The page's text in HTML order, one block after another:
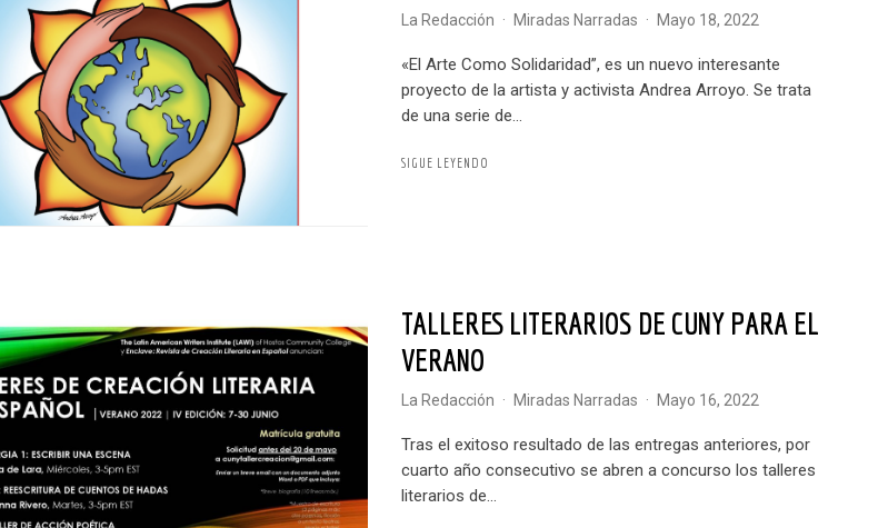
La Redacción · Miradas Narradas · mayo 18, 2022
«El Arte Como Solidaridad”, es un nuevo interesante
proyecto de la artista y activista Andrea Arroyo. Se trata
de una serie de...
SIGUE LEYENDO
TALLERES LITERARIOS DE CUNY PARA EL
VERANO
La Redacción · Miradas Narradas · mayo 16, 2022
Tras el exitoso resultado de las entregas anteriores, por
cuarto año consecutivo se abren a concurso los talleres
literarios de...